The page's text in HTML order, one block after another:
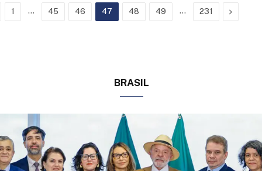
1 … 45 46 47 48 49 … 231 Next
BRASIL